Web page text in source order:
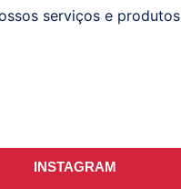
serviços e produtos
INSTAGRAM